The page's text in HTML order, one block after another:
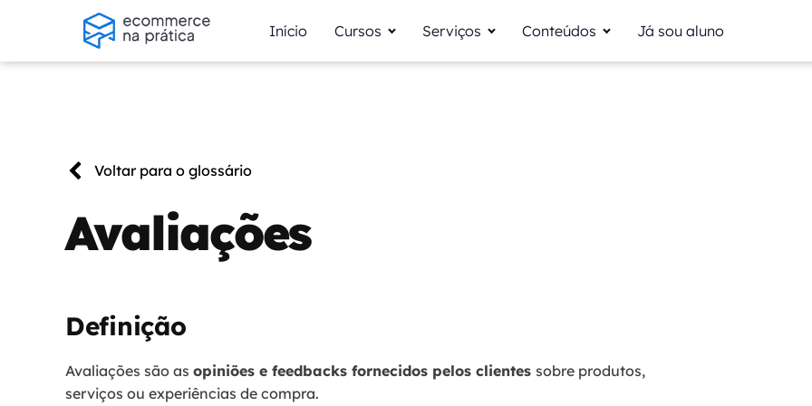
Início Cursos Serviços Conteúdos Já sou aluno
Voltar para o glossário
Avaliações
Definição
Avaliações são as opiniões e feedbacks fornecidos pelos clientes sobre produtos,
serviços ou experiências de compra.